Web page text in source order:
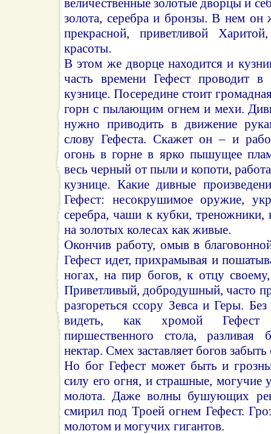
золота, серебра и бронзы. В нем он
прекрасной, приветливой
красоты.
В этом же дворце находится и
часть времени Гефест проводит в
кузнице. Посередине стоит
горн с пылающим огнем и мехи.
нужно приводить в движение
слову Гефеста. Скажет он – и
огонь в горне в ярко пышущее
весь черный от пыли и копоти,
кузнице. Какие дивные
Гефест: несокрушимое оружие,
серебра, чаши к кубки, треножники,
на золотых колесах как живые.
Окончив работу, омыв в
Гефест идет, прихрамывая и
ногах, на пир богов, к отцу
Приветливый, добродушный, часто
разгореться ссору Зевса и Геры.
видеть, как хромой Гефест
пиршественного стола, разливая
нектар. Смех заставляет богов
Но бог Гефест может быть и
силу его огня, и страшные, могучие
молота. Даже волны бушующих
смирил под Троей огнем Гефест.
молотом и могучих гигантов.